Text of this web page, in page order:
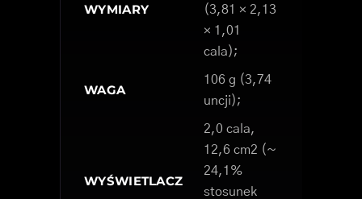
WYMIARY
(3,81 × 2,13
× 1,01
cala);
WAGA
106 g (3,74
uncji);
WYŚWIETLACZ
2,0 cala,
12,6 cm2 (~
24,1%
stosunek